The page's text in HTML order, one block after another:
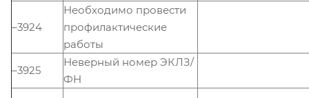
–3924
Необходимо провести
профилактические
работы
–3925
Неверный номер ЭКЛЗ/
ФН